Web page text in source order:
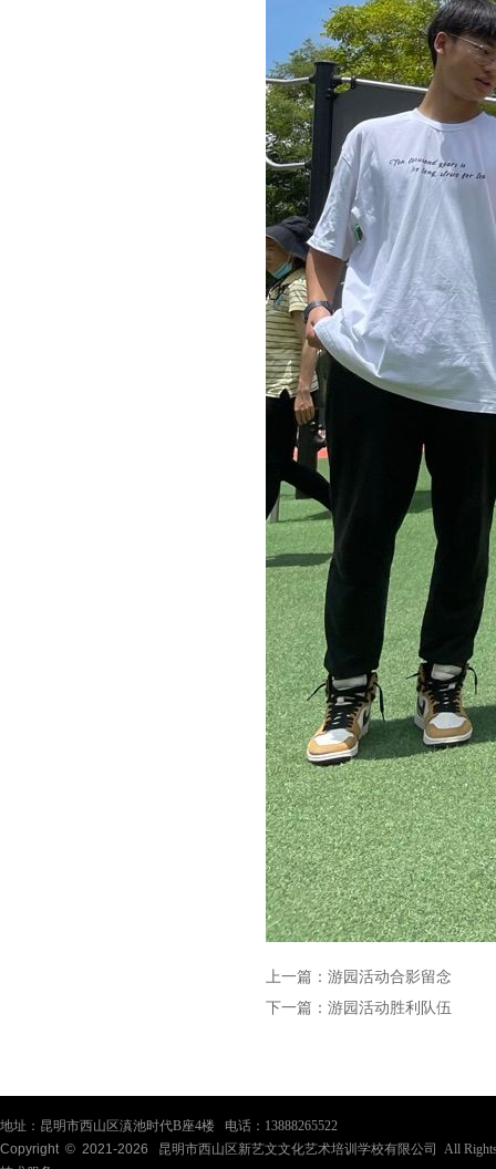
上一篇： 游园活动合影留念
下一篇： 游园活动胜利队伍
地址：昆明市西山区滇池时代B座4楼 电话：13888265522
Copyright © 2021-2026
昆明市西山区新艺文文化艺术培训学校有限公司 All